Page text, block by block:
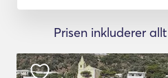
Prisen inkluderer